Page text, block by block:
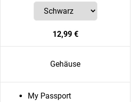
12,99 €
Gehäuse
My Passport